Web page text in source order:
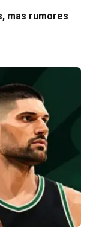
mas rumores